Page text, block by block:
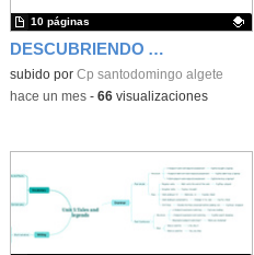
DESCUBRIENDO ANIMALES
Contenido educativo.
subido por Cp santodomingo algete
10 páginas
-hace un mes- 66visualizaciones